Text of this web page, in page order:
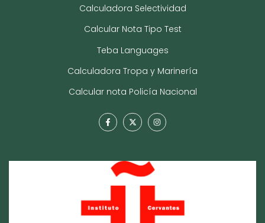
Calculadora Selectividad
Calcular Nota Tipo Test
Teba Languages
Calculadora Tropa y Marinería
Calcular nota Policía Nacional